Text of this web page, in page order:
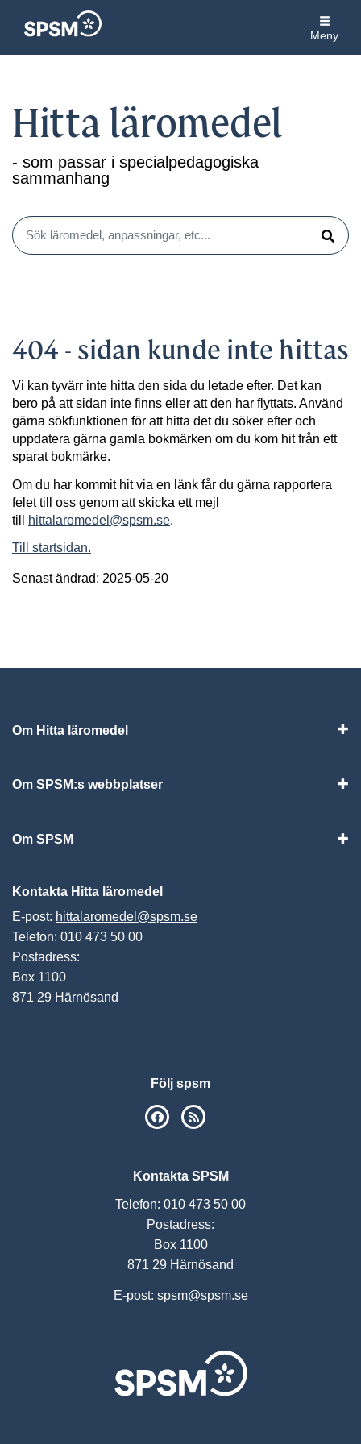
Meny
Hitta läromedel
- som passar i specialpedagogiska
sammanhang
Sök läromedel, anpassningar, etc...
Sök
404 - sidan kunde inte hittas
Vi kan tyvärr inte hitta den sida du letade efter. Det kan
bero på att sidan inte finns eller att den har flyttats. Använd
gärna sökfunktionen för att hitta det du söker efter och
uppdatera gärna gamla bokmärken om du kom hit från ett
sparat bokmärke.
Om du har kommit hit via en länk får du gärna rapportera
felet till oss genom att skicka ett mejl
till
hittalaromedel@spsm.se.
Till startsidan.
Senast ändrad: 2025-05-20
Om Hitta läromedel
Om SPSM:s webbplatser
Om SPSM
Kontakta Hitta läromedel
E-post: hittalaromedel@spsm.se
Telefon: 010 473 50 00
Postadress:
Box 1100
871 29 Härnösand
Följ spsm
SPSM på Facebook
Kontakta SPSM
Telefon: 010 473 50 00
Postadress:
Box 1100
871 29 Härnösand
E-post: spsm@spsm.se